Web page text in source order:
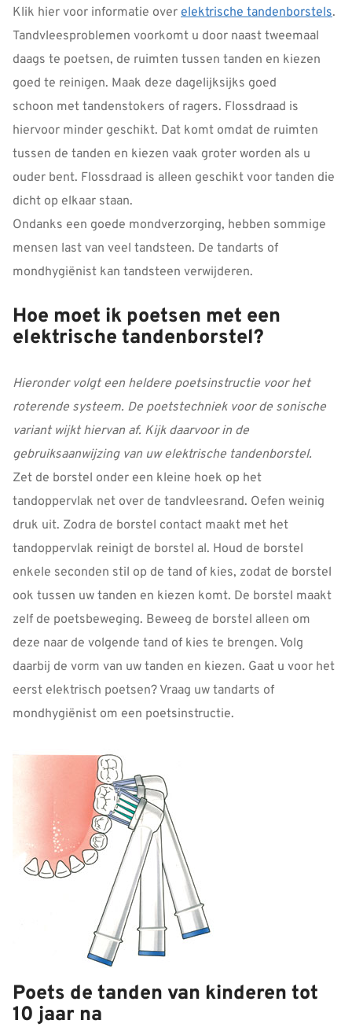
Klik hier voor informatie over elektrische tandenborstels.
Tandvleesproblemen voorkomt u door naast tweemaal
daags te poetsen, de ruimten tussen tanden en kiezen
goed te reinigen. Maak deze dagelijksijks goed
schoon met tandenstokers of ragers. Flossdraad is
hiervoor minder geschikt. Dat komt omdat de ruimten
tussen de tanden en kiezen vaak groter worden als u
ouder bent. Flossdraad is alleen geschikt voor tanden die
dicht op elkaar staan.
Ondanks een goede mondverzorging, hebben sommige
mensen last van veel tandsteen. De tandarts of
mondhygiënist kan tandsteen verwijderen.
Hoe moet ik poetsen met een
elektrische tandenborstel?
Hieronder volgt een heldere poetsinstructie voor het
roterende systeem. De poetstechniek voor de sonische
variant wijkt hiervan af. Kijk daarvoor in de
gebruiksaanwijzing van uw elektrische tandenborstel.
Zet de borstel onder een kleine hoek op het
tandoppervlak net over de tandvleesrand. Oefen weinig
druk uit. Zodra de borstel contact maakt met het
tandoppervlak reinigt de borstel al. Houd de borstel
enkele seconden stil op de tand of kies, zodat de borstel
ook tussen uw tanden en kiezen komt. De borstel maakt
zelf de poetsbeweging. Beweeg de borstel alleen om
deze naar de volgende tand of kies te brengen. Volg
daarbij de vorm van uw tanden en kiezen. Gaat u voor het
eerst elektrisch poetsen? Vraag uw tandarts of
mondhygiënist om een poetsinstructie.
Poets de tanden van kinderen tot
10 jaar na